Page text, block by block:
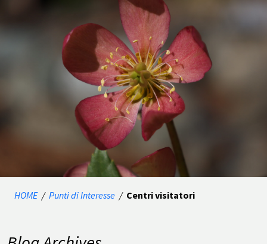
HOME / Punti di Interesse / Centri visitatori